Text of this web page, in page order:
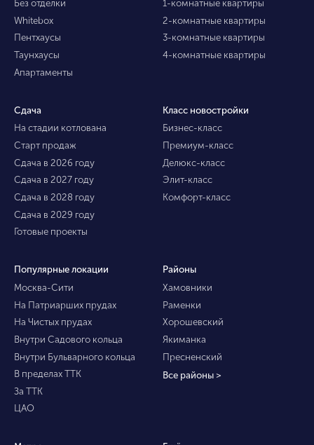
Без отделки
Whitebox
Пентхаусы
Таунхаусы
Апартаменты
1-комнатные квартиры
2-комнатные квартиры
3-комнатные квартиры
4-комнатные квартиры
Сдача
На стадии котлована
Старт продаж
Сдача в 2026 году
Сдача в 2027 году
Сдача в 2028 году
Сдача в 2029 году
Готовые проекты
Класс новостройки
Бизнес-класс
Премиум-класс
Делюкс-класс
Элит-класс
Комфорт-класс
Популярные локации
Москва-Сити
На Патриарших прудах
На Чистых прудах
Внутри Садового кольца
Внутри Бульварного кольца
В пределах ТТК
За ТТК
ЦАО
Районы
Хамовники
Раменки
Хорошевский
Якиманка
Пресненский
Все районы >